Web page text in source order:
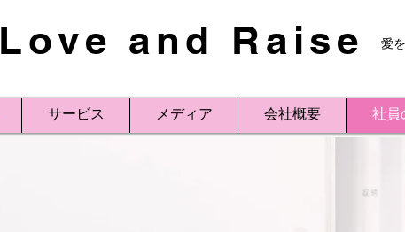
Love and Raise 愛
サービス メディア 会社概要 社員